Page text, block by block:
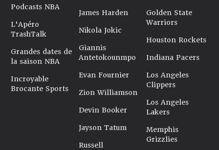
Podcasts NBA
L'Apéro
TrashTalk
Grandes dates de
la saison NBA
Incroyable
Brocante Sports
James Harden
Nikola Jokic
Giannis
Antetokounmpo
Evan Fournier
Zion Williamson
Devin Booker
Jayson Tatum
Russell
Golden State
Warriors
Houston Rockets
Indiana Pacers
Los Angeles
Clippers
Los Angeles
Lakers
Memphis
Grizzlies